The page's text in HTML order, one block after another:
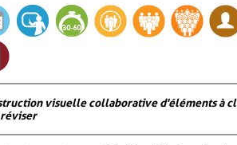
visuelle collaborative d'éléments à
réviser